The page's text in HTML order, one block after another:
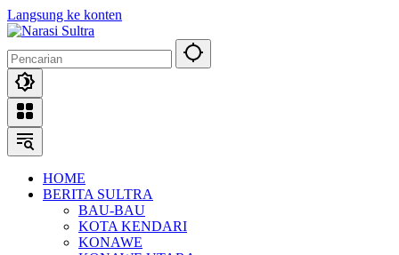
Langsung ke konten
HOME
BERITA SULTRA
BAU-BAU
KOTA KENDARI
KONAWE